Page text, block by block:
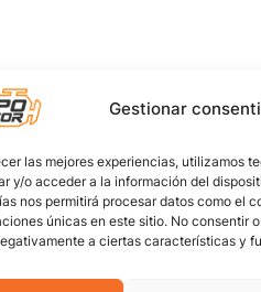
Gestionar
las mejores experiencias, utilizamos
y/o acceder a la información del
nos permitirá procesar datos como el
únicas en este sitio. No consentir
a ciertas características y